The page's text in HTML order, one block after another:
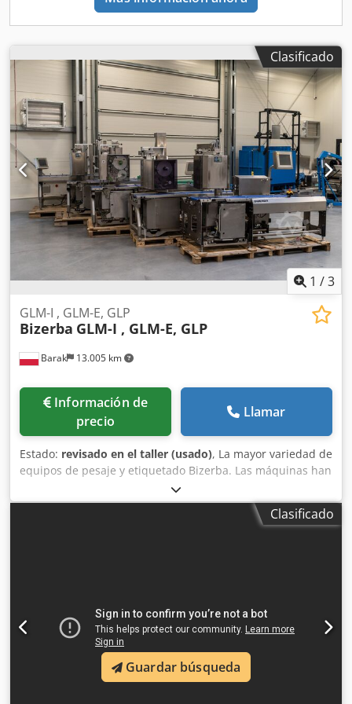
Clasificado
1 /3
Barak 13.005 km
GLM-I , GLM-E, GLP
Bizerba GLM-I , GLM-E, GLP
Información de
precio
Llamar
Estado: revisado en el taller (usado), La mayor variedad de
equipos de pesaje y etiquetado Bizerba. Las máquinas han
sido sometidas a una revisión general. Ofrecemos garantía
para todas las máquinas. Dksdpfxjhtfr De Ahlor
Clasificado
Guardar búsqueda